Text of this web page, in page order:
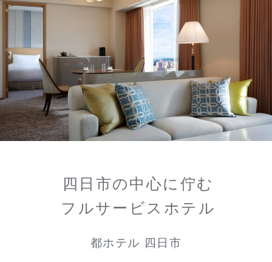
四日市の中心に佇む
フルサービスホテル
都ホテル 四日市